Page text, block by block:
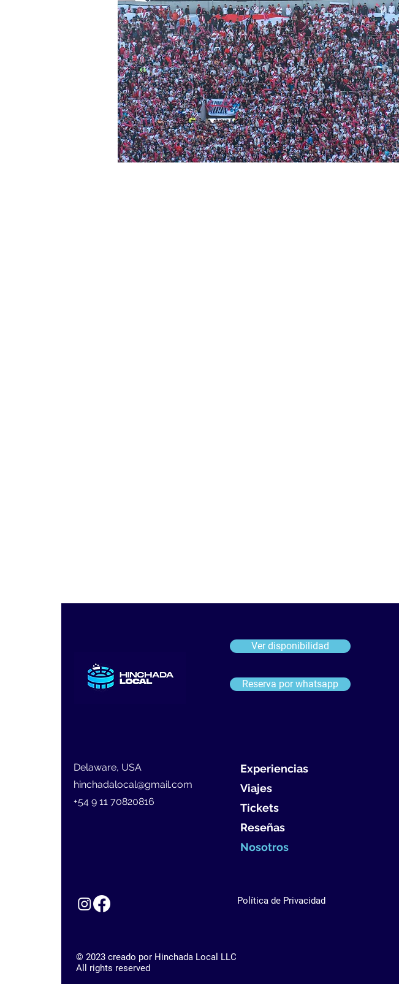
Delaware, USA
hinchadalocal@gmail.com
+54 9 11 70820816
Ver disponibilidad
Reserva por whatsapp
Experiencias
Viajes
Tickets
Reseñas
Nosotros
Política de Privacidad
© 2023 creado por Hinchada Local LLC
All rights reserved